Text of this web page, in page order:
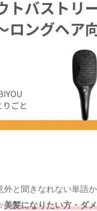
と聞きなれない単語
美髪になりたい方・ダ